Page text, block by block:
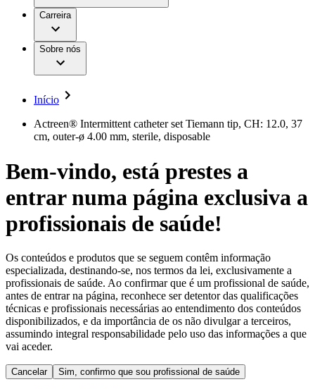
Aesculap Academy
Contentores Estéreis
Motores Cirúrgicos
Nutrição Clínica
Oncologia
Prevenção e Controlo de Infeções
Retenção Urinária e Urologia
Suturas e Especialidades Cirúrgicas
Terapia da Dor
Terapia de Intervenção Vascular
Tratamento de Feridas
Tratamento de Sangue Extracorporal
Soluções
Terapias
Patologias e Cuidados
Serviços
Cuidados Domiciliários
Coordenamos os seus cuidados médicos quando recebe alta
do hospital. Para mais informações, visite a nossa página de
cuidados domiciliários.
Trabalhar na B. Braun
Oportunidades de emprego
A nossa cultura
Vagas disponíveis
Descubra as tuas oportunidades de carreira na B. Braun.
Pesquise no nosso mercado de trabalho global por perfis de
trabalho interessantes.
Centro de Inovação
Responsabilidade
Acesso aos Cuidados de Saúde
Media
Comunicados de Imprensa
Contactos
Formulário de Contacto
Localizações
Responsabilidade
Media
Contactos
Carreira
Sobre nós
Início
Actreen® Intermittent catheter set Tiemann tip, CH: 12.0, 37
cm, outer-ø 4.00 mm, sterile, disposable
Bem-vindo, está prestes a
entrar numa página exclusiva a
profissionais de saúde!
Os conteúdos e produtos que se seguem contêm informação
especializada, destinando-se, nos termos da lei, exclusivamente a
profissionais de saúde. Ao confirmar que é um profissional de saúde,
antes de entrar na página, reconhece ser detentor das qualificações
técnicas e profissionais necessárias ao entendimento dos conteúdos
disponibilizados, e da importância de os não divulgar a terceiros,
assumindo integral responsabilidade pelo uso das informações a que
vai aceder.
Cancelar Sim, confirmo que sou profissional de saúde